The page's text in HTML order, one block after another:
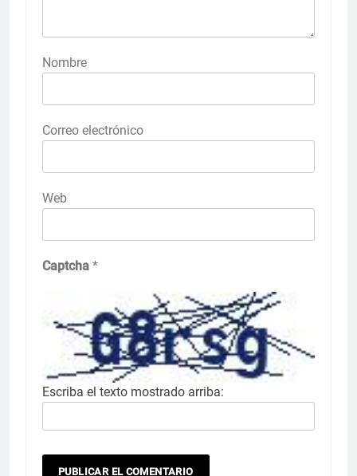
Nombre
Correo electrónico
Web
Captcha *
Escriba el texto mostrado arriba: